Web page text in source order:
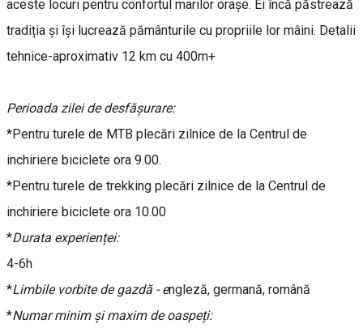
aceste locuri pentru confortul marilor orașe. Ei încă păstrează
tradiția și își lucrează pământurile cu propriile lor mâini. Detalii
tehnice-aproximativ 12 km cu 400m+
Perioada zilei de desfășurare:
*Pentru turele de MTB plecări zilnice de la Centrul de
inchiriere biciclete ora 9.00.
*Pentru turele de trekking plecări zilnice de la Centrul de
inchiriere biciclete ora 10.00
*Durata experienței:
4-6h
*Limbile vorbite de gazdă - engleză, germană, română
*Numar minim și maxim de oaspeți: